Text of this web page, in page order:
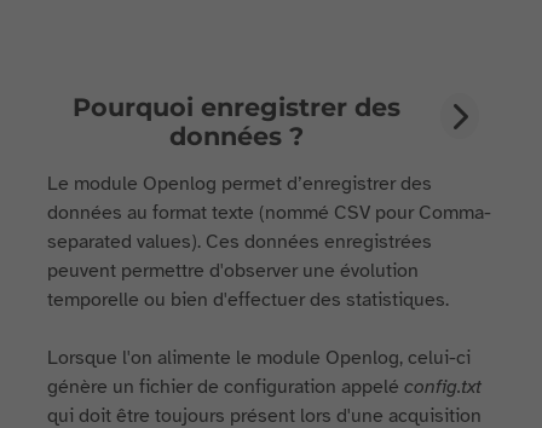
Pourquoi enregistrer des
données ?
Le module Openlog permet d’enregistrer des
données au format texte (nommé CSV pour Comma-
separated values). Ces données enregistrées
peuvent permettre d'observer une évolution
temporelle ou bien d'effectuer des statistiques.
Lorsque l'on alimente le module Openlog, celui-ci
génère un fichier de configuration appeléconfig.txt
qui doit être toujours présent lors d'une acquisition